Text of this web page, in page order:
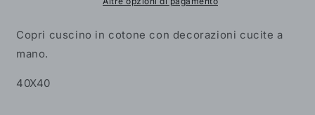
Copri cuscino in cotone con decorazioni cucite a
mano.
40X40